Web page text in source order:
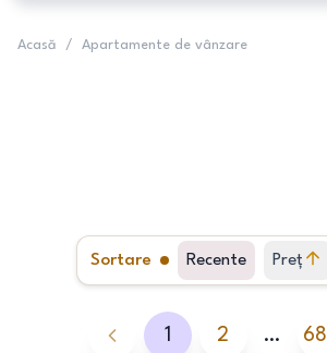
Acasă / Apartamente de vânzare
Sortare Recente Preț
1 2 …